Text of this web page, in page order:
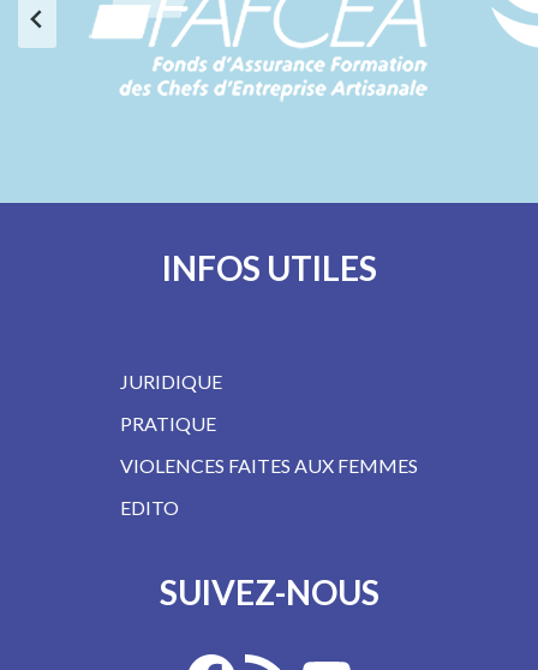
INFOS UTILES
JURIDIQUE
PRATIQUE
VIOLENCES FAITES AUX FEMMES
EDITO
SUIVEZ-NOUS